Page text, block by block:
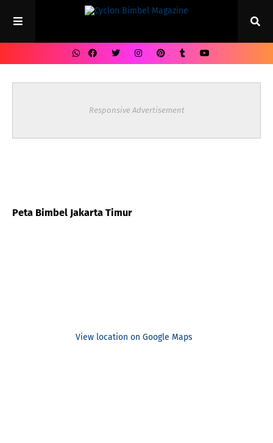
Responsive Advertisement
Peta Bimbel Jakarta Timur
View location on Google Maps